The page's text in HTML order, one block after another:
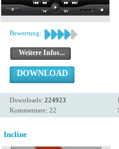
Bewertung:
Weitere Infos...
DOWNLOAD
Downloads: 224923
Kommentare: 22
Incline